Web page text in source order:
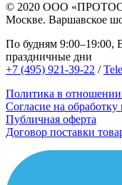
© 2020 ООО
Москве. Варшавское
По будням 9:00–19:00,
праздничные дни
+7 (495) 921-39-22 /
Политика в
Согласие на
Публичная оферта
Договор поставки